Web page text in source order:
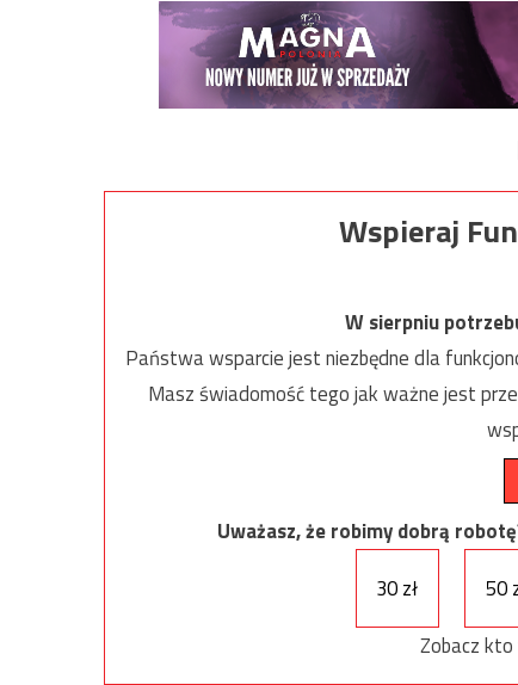
Wspieraj
W sierpniu
Państwa wsparcie jest niezbędne dla
Masz świadomość tego jak ważne jest
Uważasz, że robimy dobrą
30 zł
50
Zobacz kto